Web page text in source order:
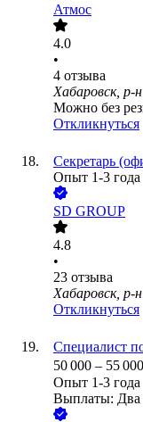
Атмос
4.0
•
4 отзыва
Хабаровск,
Можно без
Откликнуться
Секретарь
Опыт 1-3 года
SD GROUP
4.8
•
23 отзыва
Хабаровск,
Откликнуться
Специалист
50 000 – 55 000
Опыт 1-3 года
Выплаты: Два